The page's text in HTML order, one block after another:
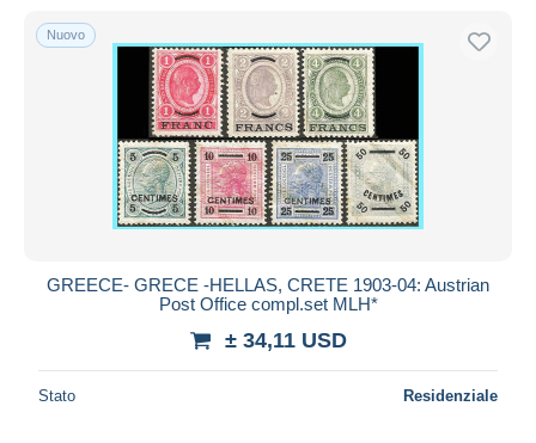
Nuovo
GREECE- GRECE -HELLAS, CRETE 1903-04: Austrian
Post Office compl.set MLH*
± 34,11 USD
Stato Residenziale